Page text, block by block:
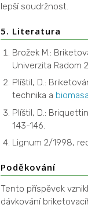
lepší soudržnost.
5. Literatura
Brožek M.:
Univerzita Radom
Plíštil, D.:
technika a biomasa
Plíštil, D.:
143-146.
Lignum 2/1998,
Poděkování
Tento příspěvek
dávkování